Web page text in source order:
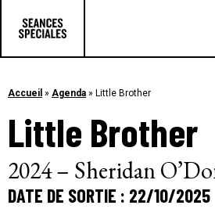
Les articles
Accueil » Agenda » Little Brother
Little Brother
2024 – Sheridan
DATE DE SORTIE : 22/10/2025